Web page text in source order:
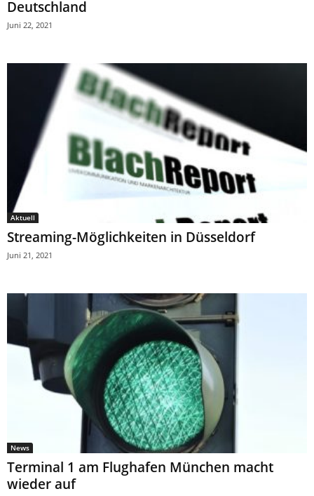
Deutschland
Juni 22, 2021
Aktuell
Streaming-Möglichkeiten in Düsseldorf
Juni 21, 2021
News
Terminal 1 am Flughafen München macht
wieder auf